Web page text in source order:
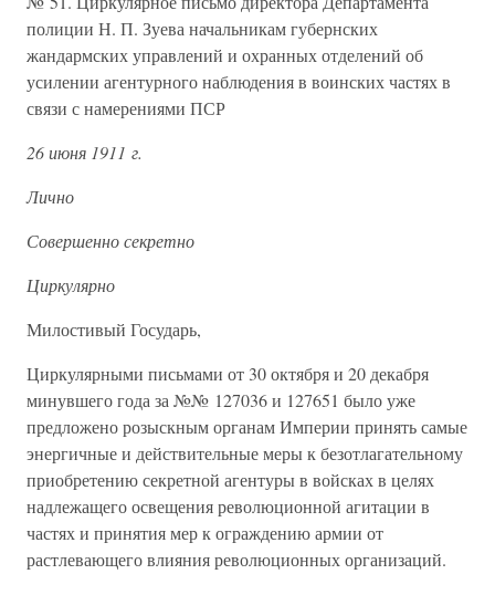
полиции Н. П. Зуева начальникам губернских
жандармских управлений и охранных отделений об
усилении агентурного наблюдения в воинских частях в
связи с намерениями ПСР
26 июня 1911 г.
Лично
Совершенно секретно
Циркулярно
Милостивый Государь,
Циркулярными письмами от 30 октября и 20 декабря
минувшего года за №№ 127036 и 127651 было уже
предложено розыскным органам Империи принять самые
энергичные и действительные меры к безотлагательному
приобретению секретной агентуры в войсках в целях
надлежащего освещения революционной агитации в
частях и принятия мер к ограждению армии от
растлевающего влияния революционных организаций.